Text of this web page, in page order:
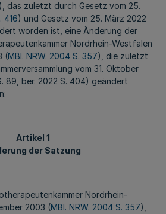
), das zuletzt durch Gesetz vom 25.
416) und Gesetz vom 25. März 2022
worden ist, eine Änderung der
Nordrhein-Westfalen
(MBl. NRW. 2004 S. 357), die zuletzt
vom 31. Oktober
89, ber. 2022 S. 404) geändert
Artikel 1
der Satzung
Nordrhein-
2003 (MBl. NRW. 2004 S. 357),